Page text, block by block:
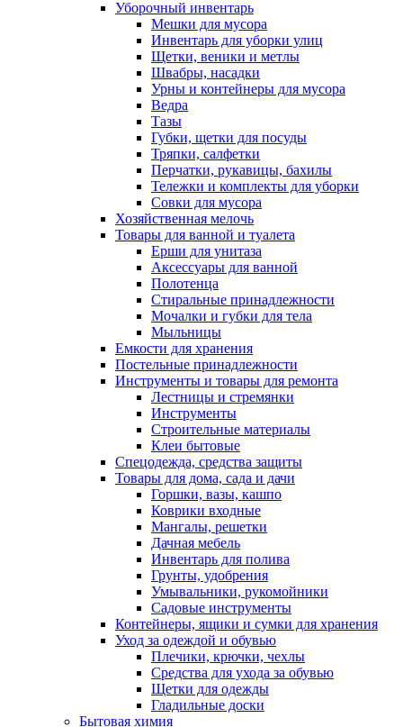
Уборочный инвентарь
Мешки для мусора
Инвентарь для уборки улиц
Щетки, веники и метлы
Швабры, насадки
Урны и контейнеры для мусора
Ведра
Тазы
Губки, щетки для посуды
Тряпки, салфетки
Перчатки, рукавицы, бахилы
Тележки и комплекты для уборки
Совки для мусора
Хозяйственная мелочь
Товары для ванной и туалета
Ерши для унитаза
Аксессуары для ванной
Полотенца
Стиральные принадлежности
Мочалки и губки для тела
Мыльницы
Емкости для хранения
Постельные принадлежности
Инструменты и товары для ремонта
Лестницы и стремянки
Инструменты
Строительные материалы
Клеи бытовые
Спецодежда, средства защиты
Товары для дома, сада и дачи
Горшки, вазы, кашпо
Коврики входные
Мангалы, решетки
Дачная мебель
Инвентарь для полива
Грунты, удобрения
Умывальники, рукомойники
Садовые инструменты
Контейнеры, ящики и сумки для хранения
Уход за одеждой и обувью
Плечики, крючки, чехлы
Средства для ухода за обувью
Щетки для одежды
Гладильные доски
Бытовая химия